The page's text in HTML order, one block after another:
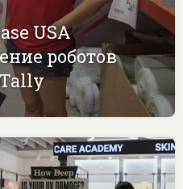
USA
роботов